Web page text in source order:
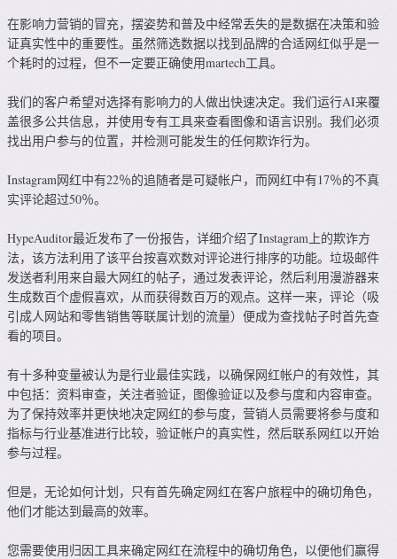
在影响力营销的冒充，摆姿势和普及中经常丢失的是数据在决策和验
证真实性中的重要性。虽然筛选数据以找到品牌的合适网红似乎是一
个耗时的过程，但不一定要正确使用martech工具。
我们的客户希望对选择有影响力的人做出快速决定。我们运行AI来覆
盖很多公共信息，并使用专有工具来查看图像和语言识别。我们必须
找出用户参与的位置，并检测可能发生的任何欺诈行为。
Instagram网红中有22％的追随者是可疑帐户，而网红中有17％的不真
实评论超过50％。
HypeAuditor最近发布了一份报告，详细介绍了Instagram上的欺诈方
法，该方法利用了该平台按喜欢数对评论进行排序的功能。垃圾邮件
发送者利用来自最大网红的帖子，通过发表评论，然后利用漫游器来
生成数百个虚假喜欢，从而获得数百万的观点。这样一来，评论（吸
引成人网站和零售销售等联属计划的流量）便成为查找帖子时首先查
看的项目。
有十多种变量被认为是行业最佳实践，以确保网红帐户的有效性，其
中包括：资料审查，关注者验证，图像验证以及参与度和内容审查。
为了保持效率并更快地决定网红的参与度，营销人员需要将参与度和
指标与行业基准进行比较，验证帐户的真实性，然后联系网红以开始
参与过程。
但是，无论如何计划，只有首先确定网红在客户旅程中的确切角色，
他们才能达到最高的效率。
您需要使用归因工具来确定网红在流程中的确切角色，以便他们赢得